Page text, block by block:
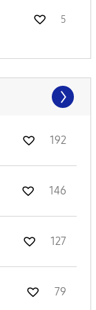
5
192
146
127
79